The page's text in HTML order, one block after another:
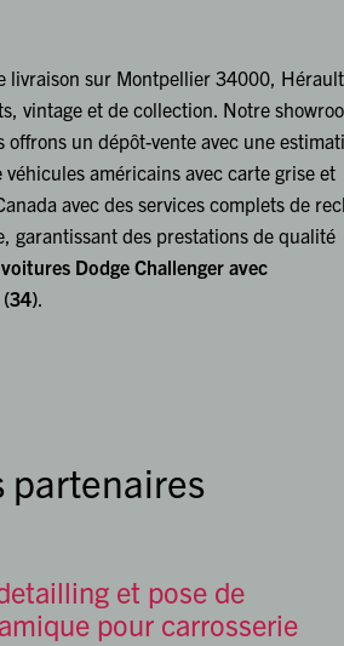
livraison sur Montpellier 34000, Hérault
vintage et de collection. Notre
un dépôt-vente avec une
américains avec carte grise et
avec des services complets de
garantissant des prestations de qualité
Dodge Challenger avec
.
partenaires
et pose de
pour carrosserie